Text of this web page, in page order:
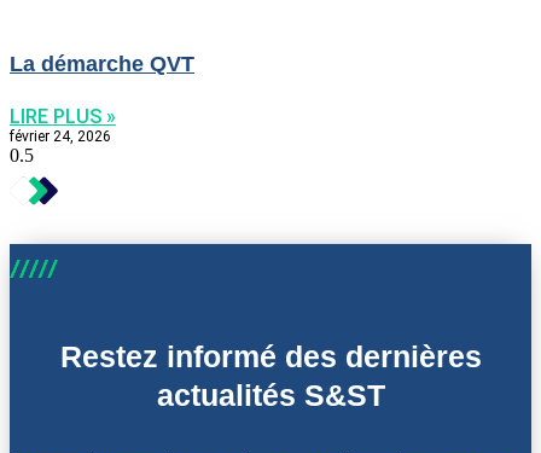
La démarche QVT
LIRE PLUS »
février 24, 2026
Restez informé des dernières
actualités S&ST